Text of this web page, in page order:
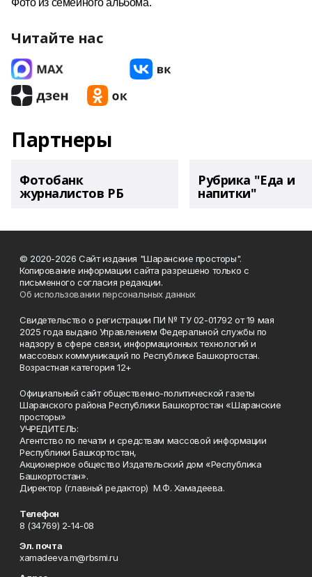
Фото из семейного альбома.
Читайте нас
Партнеры
Фотобанк
журналистов РБ
Рубрика "Еда и
напитки"
© 2020-2026 Сайт издания "Шаранские просторы".
Копирование информации сайта разрешено только с
письменного согласия редакции.
Об использовании персональных данных
Свидетельство о регистрации ПИ № ТУ 02-01792 от 19 мая
2025 года выдано Управлением Федеральной службы по
надзору в сфере связи, информационных технологий и
массовых коммуникаций по Республике Башкортостан.
Возрастная категория 12+
Официальный сайт общественно-политической газеты
Шаранского района Республики Башкортостан «Шаранские
просторы»
УЧРЕДИТЕЛЬ:
Агентство по печати и средствам массовой информации
Республики Башкортостан,
Акционерное общество Издательский дом «Республика
Башкортостан».
Директор (главный редактор) М.Ф. Хамадеева.
Телефон
8 (34769) 2-14-08
Эл. почта
xamadeeva.m@rbsmi.ru